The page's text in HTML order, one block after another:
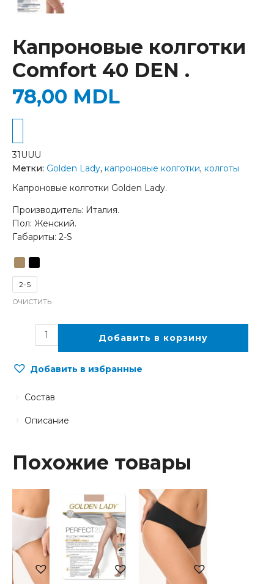
Капроновые колготки
Сomfort 40 DEN .
Капроновые колготки Golden Lady.
Производитель: Италия.
Пол: Женский.
Габариты: 2-S
78,00 MDL
2-S
ОЧИСТИТЬ
Добавить в корзину
Добавить в избранные
31UUU
Метки: Golden Lady, капроновые колготки, колготы
Описание
Состав
Похожие товары